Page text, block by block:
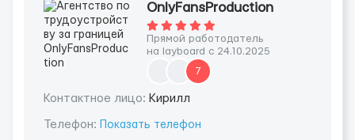
OnlyFansProduction
Прямой работодатель
на layboard с 24.10.2025
7
Контактное лицо: Кирилл
Телефон: Показать телефон